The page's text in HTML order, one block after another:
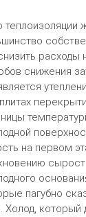
теплоизоляции
расходы
снижения
на первом
пагубно
Холод, который